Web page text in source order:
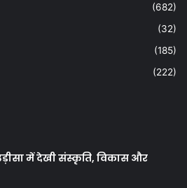
(682)
(32)
(185)
(222)
में देखी संस्कृति, विकास और